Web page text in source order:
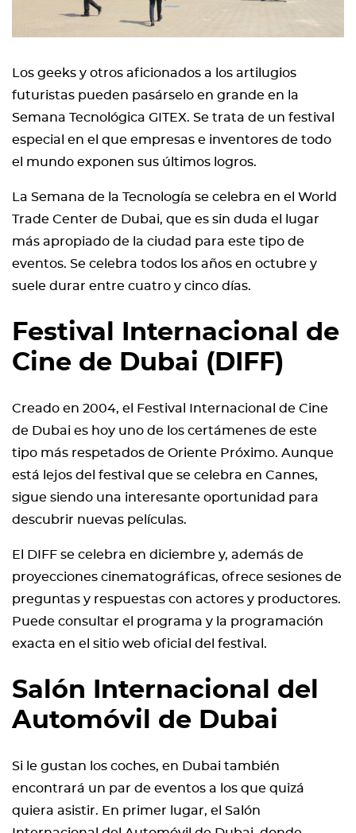
Los geeks y otros aficionados a los artilugios
futuristas pueden pasárselo en grande en la
Semana Tecnológica GITEX. Se trata de un festival
especial en el que empresas e inventores de todo
el mundo exponen sus últimos logros.
La Semana de la Tecnología se celebra en el World
Trade Center de Dubai, que es sin duda el lugar
más apropiado de la ciudad para este tipo de
eventos. Se celebra todos los años en octubre y
suele durar entre cuatro y cinco días.
Festival Internacional de
Cine de Dubai (DIFF)
Creado en 2004, el Festival Internacional de Cine
de Dubai es hoy uno de los certámenes de este
tipo más respetados de Oriente Próximo. Aunque
está lejos del festival que se celebra en Cannes,
sigue siendo una interesante oportunidad para
descubrir nuevas películas.
El DIFF se celebra en diciembre y, además de
proyecciones cinematográficas, ofrece sesiones de
preguntas y respuestas con actores y productores.
Puede consultar el programa y la programación
exacta en el sitio web oficial del festival.
Salón Internacional del
Automóvil de Dubai
Si le gustan los coches, en Dubai también
encontrará un par de eventos a los que quizá
quiera asistir. En primer lugar, el Salón